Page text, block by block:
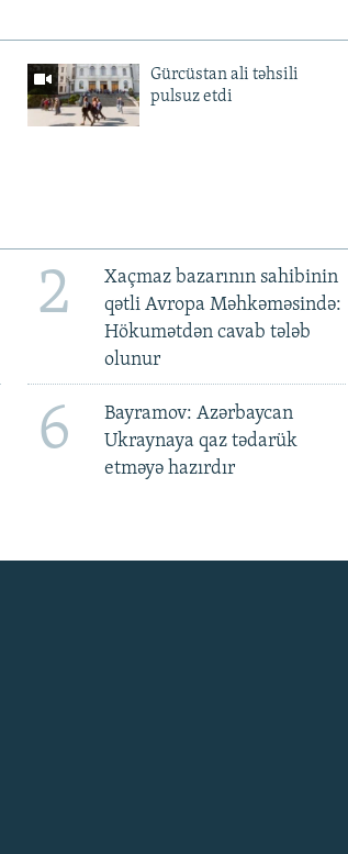
Gürcüstan ali təhsili
pulsuz etdi
2
Xaçmaz bazarının sahibinin
qətli Avropa Məhkəməsində:
Hökumətdən cavab tələb
olunur
6
Bayramov: Azərbaycan
Ukraynaya qaz tədarük
etməyə hazırdır